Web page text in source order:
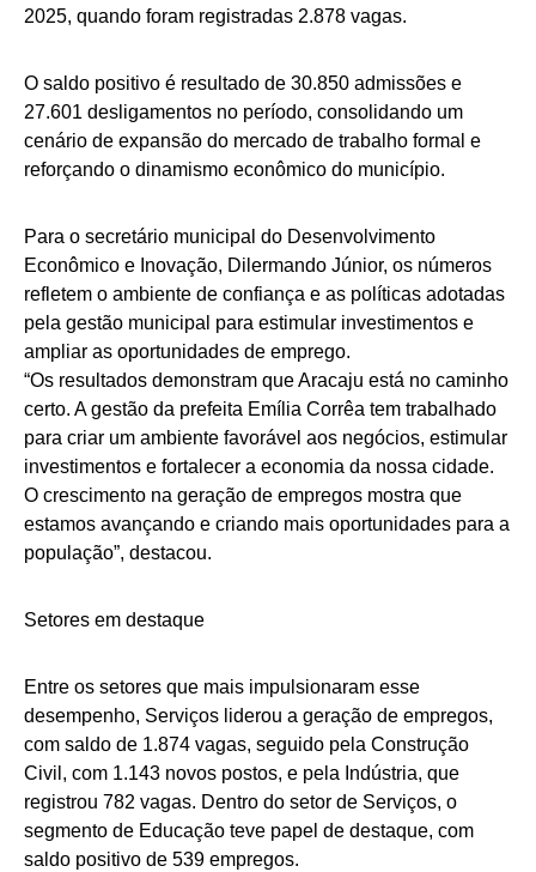
2025, quando foram registradas 2.878 vagas.
O saldo positivo é resultado de 30.850 admissões e
27.601 desligamentos no período, consolidando um
cenário de expansão do mercado de trabalho formal e
reforçando o dinamismo econômico do município.
Para o secretário municipal do Desenvolvimento
Econômico e Inovação, Dilermando Júnior, os números
refletem o ambiente de confiança e as políticas adotadas
pela gestão municipal para estimular investimentos e
ampliar as oportunidades de emprego.
“Os resultados demonstram que Aracaju está no caminho
certo. A gestão da prefeita Emília Corrêa tem trabalhado
para criar um ambiente favorável aos negócios, estimular
investimentos e fortalecer a economia da nossa cidade.
O crescimento na geração de empregos mostra que
estamos avançando e criando mais oportunidades para a
população”, destacou.
Setores em destaque
Entre os setores que mais impulsionaram esse
desempenho, Serviços liderou a geração de empregos,
com saldo de 1.874 vagas, seguido pela Construção
Civil, com 1.143 novos postos, e pela Indústria, que
registrou 782 vagas. Dentro do setor de Serviços, o
segmento de Educação teve papel de destaque, com
saldo positivo de 539 empregos.